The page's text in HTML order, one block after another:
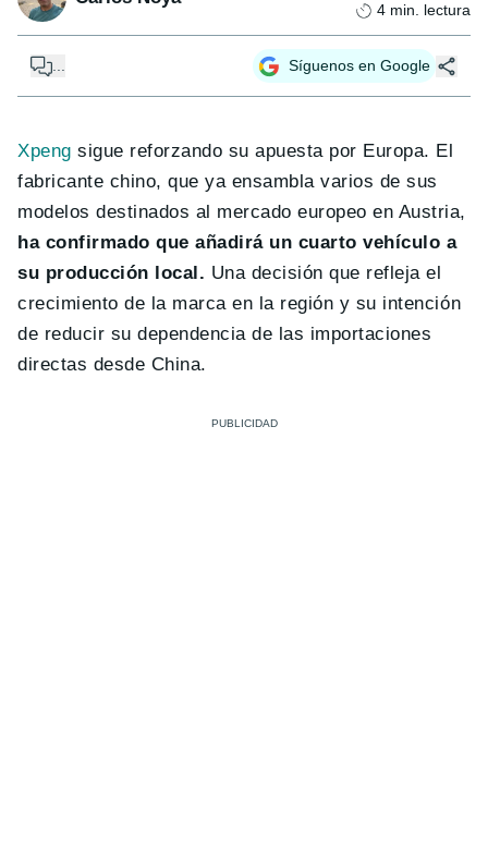
4 min. lectura
... Síguenos en Google
Xpeng sigue reforzando su apuesta por Europa. El
fabricante chino, que ya ensambla varios de sus
modelos destinados al mercado europeo en Austria,
ha confirmado que añadirá un cuarto vehículo a
su producción local. Una decisión que refleja el
crecimiento de la marca en la región y su intención
de reducir su dependencia de las importaciones
directas desde China.